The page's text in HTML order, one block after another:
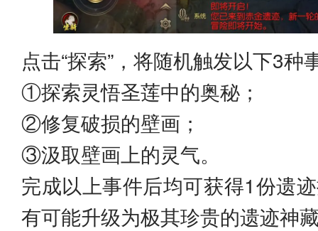
点击“探索”，将随机触发以下3种
①探索灵悟圣莲中的奥秘；
②修复破损的壁画；
③汲取壁画上的灵气。
完成以上事件后均可获得1份遗
有可能升级为极其珍贵的遗迹神